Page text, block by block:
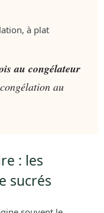
à plat
au congélateur
au
: les
sucrés